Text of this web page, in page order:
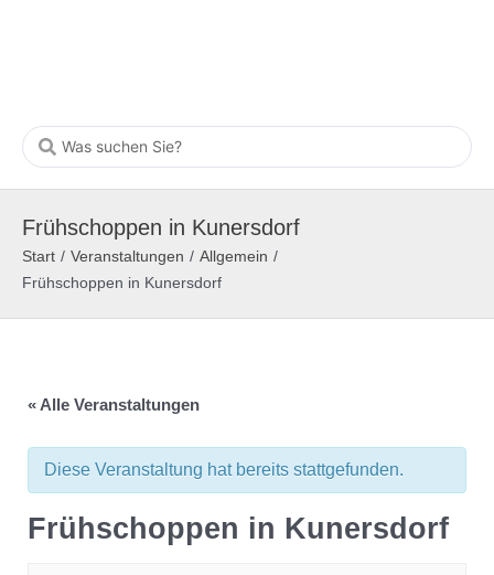
Frühschoppen in Kunersdorf
Start / Veranstaltungen / Allgemein /
Frühschoppen in Kunersdorf
« Alle Veranstaltungen
Diese Veranstaltung hat bereits stattgefunden.
Frühschoppen in Kunersdorf